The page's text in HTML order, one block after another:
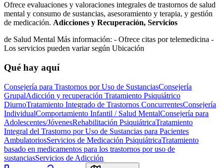
Ofrece evaluaciones y valoraciones integrales de trastornos de salud
mental y consumo de sustancias, asesoramiento y terapia, y gestión
de medicación. Adicciones y Recuperación, Servicios
de Salud Mental Más información: - Ofrece citas por telemedicina -
Los servicios pueden variar según Ubicación
Qué hay aquí
Consejería para Trastornos por Uso de SustanciasConsejería
GrupalAdicción y recuperación Tratamiento Psiquiátrico
DiurnoTratamiento Integrado de Trastornos ConcurrentesConsejería
IndividualComportamiento Infantil / Salud MentalConsejería para
Adolescentes/JóvenesRehabilitación PsiquiátricaTratamiento
Integral del Trastorno por Uso de Sustancias para Pacientes
AmbulatoriosServicios de Medicación PsiquiátricaTratamiento
basado en medicamentos para los trastornos por uso de
sustanciasServicios de Adicción